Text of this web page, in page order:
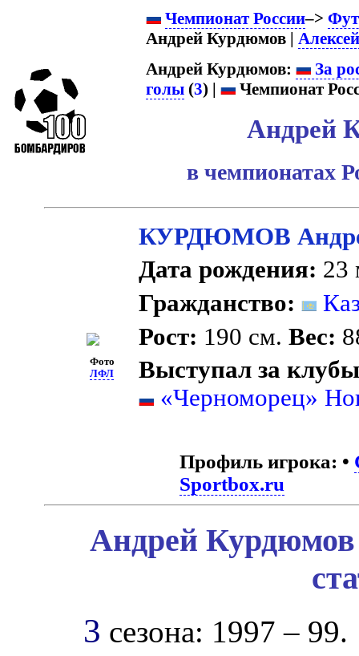
Чемпионат России–>
Андрей Курдюмов |
Андрей Курдюмов:
За
голы (3) | Чемпионат
Андрей
в чемпионатах
Фото
ЛФЛ
КУРДЮМОВ
Дата рождения: 23
Гражданство:
Рост: 190 см.Вес:
Выступал за
«Черноморец»
Профиль игрока: •
Sportbox.ru
Андрей Курдюмов
3 сезона: 1997 – 99.